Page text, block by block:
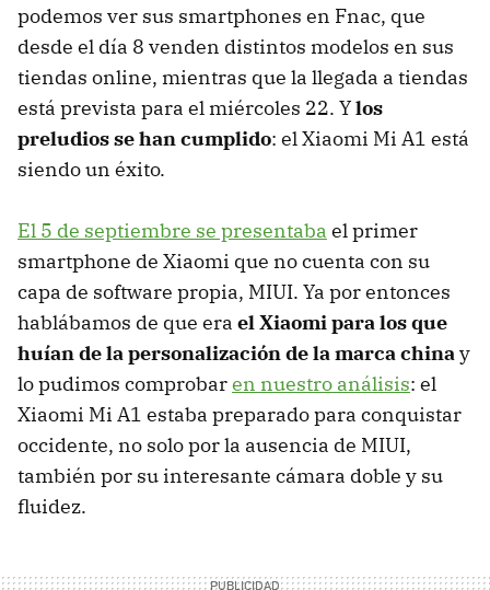
podemos ver sus smartphones en Fnac, que
desde el día 8 venden distintos modelos en sus
tiendas online, mientras que la llegada a tiendas
está prevista para el miércoles 22. Ylos
preludios se han cumplido: el Xiaomi Mi A1 está
siendo un éxito.
El 5 de septiembre se presentaba el primer
smartphone de Xiaomi que no cuenta con su
capa de software propia, MIUI. Ya por entonces
hablábamos de que era el Xiaomi para los que
huían de la personalización de la marca chinay
lo pudimos comprobaren nuestro análisis: el
Xiaomi Mi A1 estaba preparado para conquistar
occidente, no solo por la ausencia de MIUI,
también por su interesante cámara doble y su
fluidez.